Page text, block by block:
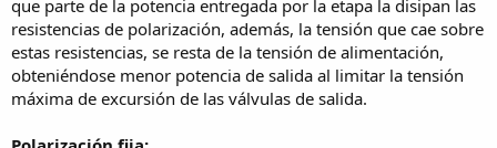
que parte de la potencia entregada por la etapa la disipan las
resistencias de polarización, además, la tensión que cae sobre
estas resistencias, se resta de la tensión de alimentación,
obteniéndose menor potencia de salida al limitar la tensión
máxima de excursión de las válvulas de salida.